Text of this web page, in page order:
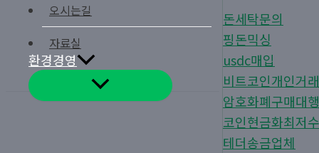
환경경영
메
뉴
토
오시는길
자료실
돈세탁문의
핑돈믹싱
usdc매입
비트코인개인거래
암호화폐구매대행
코인현금화최저
테더송금업체